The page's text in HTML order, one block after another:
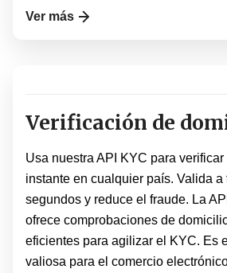
Ver más
Verificación de
Usa nuestra API KYC para verificar
instante en cualquier país. Valida a
segundos y reduce el fraude. La
ofrece comprobaciones de
eficientes para agilizar el KYC. Es
valiosa para el comercio